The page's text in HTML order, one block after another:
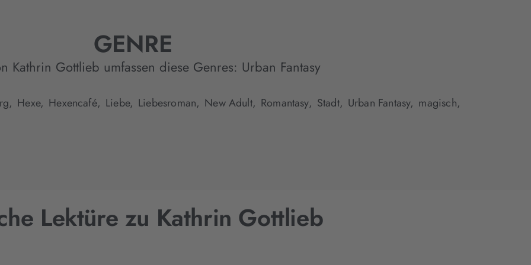
GENRE
Kathrin Gottlieb umfassen diese Genres: Urban Fantasy
Hexe, Hexencafé, Liebe, Liebesroman, New Adult, Romantasy, Stadt, Urban Fantasy, magisch,
Lektüre zu Kathrin Gottlieb